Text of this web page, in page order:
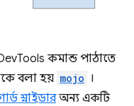
কমান্ড পাঠাতে
বলা হয় mojo ।
স্নাইডারঅন্য একটি